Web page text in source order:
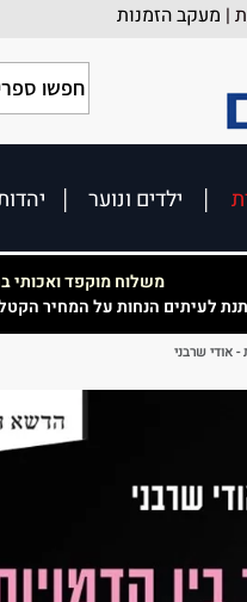
| מעקב הזמנות
ילדים ונוער
משלוח מוקפד ואכותי
לעיתים הנחות על המחיר
- אודי שרבני